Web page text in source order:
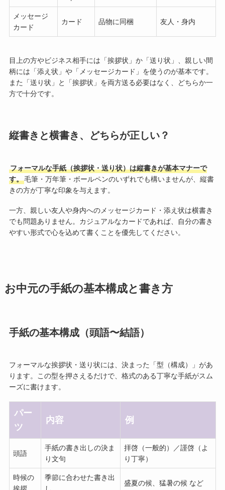
メッセージ
カード
カード 品物に同梱 友人・身内
目上の方やビジネス相手には「挨拶状」か「送り状」、親しい間
柄には「添え状」や「メッセージカード」を使うのが基本です。
また「送り状」と「挨拶状」を両方送る必要はなく、どちらか一
方で十分です。
縦書きと横書き、どちらが正しい？
フォーマルな手紙（挨拶状・送り状）は縦書きが基本マナーで
す。毛筆・万年筆・ボールペンのいずれでも構いませんが、縦書
きの方が丁寧な印象を与えます。
一方、親しい友人や身内へのメッセージカード・添え状は横書き
でも問題ありません。カジュアルなカードであれば、自分の書き
やすい形式で心を込めて書くことを優先してください。
お中元の手紙の基本構成と書き方
手紙の基本構成（頭語〜結語）
フォーマルな挨拶状・送り状には、決まった「型（構成）」があ
ります。この型を押さえるだけで、格式のある丁寧な手紙がスム
ーズに書けます。
パー
ツ
内容 例
頭語
手紙の書き出しの決ま
り文句
拝啓（一般的）／謹啓（よ
り丁寧）
時候の
季節に合わせた書き出
盛夏の候、猛暑の候 など